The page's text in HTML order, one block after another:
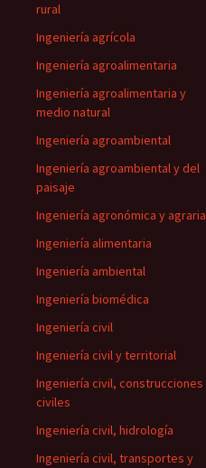
rural
Ingeniería agrícola
Ingeniería agroalimentaria
Ingeniería agroalimentaria y
medio natural
Ingeniería agroambiental
Ingeniería agroambiental y del
paisaje
Ingeniería agronómica y agraria
Ingeniería alimentaria
Ingeniería ambiental
Ingeniería biomédica
Ingeniería civil
Ingeniería civil y territorial
Ingeniería civil, construcciones
civiles
Ingeniería civil, hidrología
Ingeniería civil, transportes y